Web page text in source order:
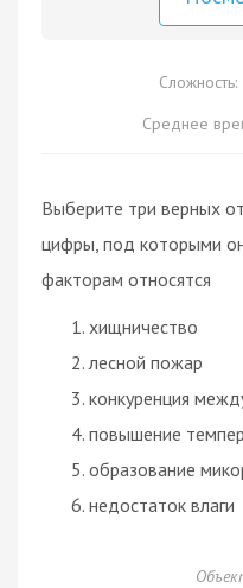
Сложность:
Среднее
Выберите три верных
цифры, под которыми
факторам относятся
хищничество
лесной пожар
конкуренция
повышение
образование
недостаток влаги